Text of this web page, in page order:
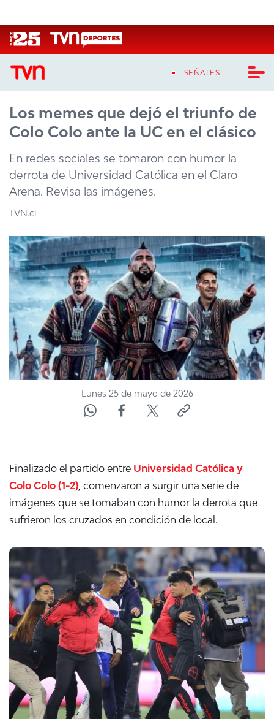
SEÑALES
CASTING MASTERCHEF CHILE
CASTING TVN VERTICAL
TVN VERTICAL
TELESERIES
NTV
ACTUALIDAD Y TENDENCIAS
CORPORATIVO Y TRANSPARENCIA
CANAL DE DENUNCIAS
ÁREA DE PROYECTOS
Los memes que dejó el triunfo de
Colo Colo ante la UC en el clásico
En redes sociales se tomaron con humor la
derrota de Universidad Católica en el Claro
Arena. Revisa las imágenes.
TVN.cl
Lunes 25 de mayo de 2026
Finalizado el partido entre Universidad Católica y
Colo Colo (1-2), comenzaron a surgir una serie de
imágenes que se tomaban con humor la derrota que
sufrieron los cruzados en condición de local.